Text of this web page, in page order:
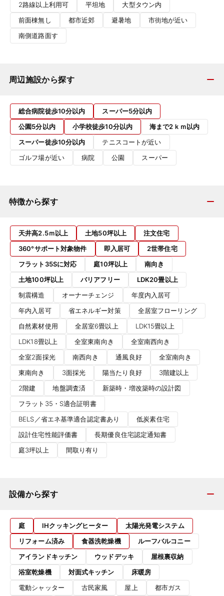
2路線以上利用可
平坦地
大型タウン内
前面棟無し
都市近郊 避暑地
市街地が近い
南側道路面す
周辺施設から探す
総合病院徒歩10分以内
スーパー5分以内
公園5分以内
小学校徒歩10分以内
海まで2ｋｍ以内
スーパー徒歩10分以内
テニスコートが近い
ゴルフ場が近い
病院 公園 スーパー
特徴から探す
天井高2.5ｍ以上 土地50坪以上
注文住宅
360°サポート対象物件
即入居可
2世帯住宅
フラット35Sに対応
庭10坪以上
南向き
土地100坪以上
バリアフリー
LDK20畳以上
制震構造
オーナーチェンジ
年度内入居可
年内入居可
省エネルギー対策
全居室フローリング
自然素材使用
全居室6畳以上
LDK15畳以上
LDK18畳以上
全室東南向き
全室南西向き
全室2面採光
南西向き 通風良好
全室南向き
東南向き
3面採光 陽当たり良好
3階建以上
2階建
地盤調査済
新築時・増改築時の設計図
フラット35・S適合証明書
BELS／省エネ基準適合認定書あり
低炭素住宅
設計住宅性能評価書
長期優良住宅認定通知書
庭3坪以上
間取り有り
設備から探す
庭 IHクッキングヒーター
太陽光発電システム
リフォーム済み
食器洗乾燥機
ルーフバルコニー
アイランドキッチン
ウッドデッキ
屋根裏収納
浴室乾燥機
対面式キッチン
床暖房
電動シャッター
古民家風 屋上 都市ガス